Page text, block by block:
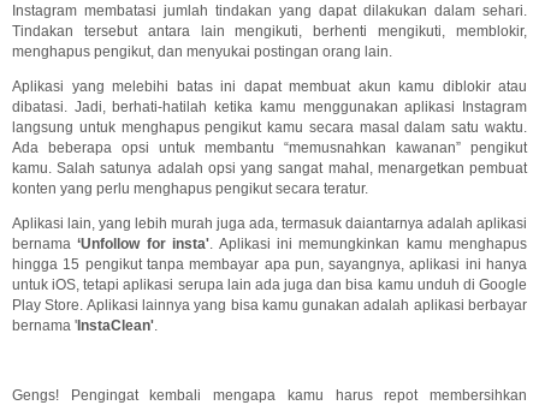
Instagram membatasi jumlah tindakan yang dapat dilakukan dalam sehari.
Tindakan tersebut antara lain mengikuti, berhenti mengikuti, memblokir,
menghapus pengikut, dan menyukai postingan orang lain.
Aplikasi yang melebihi batas ini dapat membuat akun kamu diblokir atau
dibatasi. Jadi, berhati-hatilah ketika kamu menggunakan aplikasi Instagram
langsung untuk menghapus pengikut kamu secara masal dalam satu waktu.
Ada beberapa opsi untuk membantu “memusnahkan kawanan” pengikut
kamu. Salah satunya adalah opsi yang sangat mahal, menargetkan pembuat
konten yang perlu menghapus pengikut secara teratur.
Aplikasi lain, yang lebih murah juga ada, termasuk daiantarnya adalah aplikasi
bernama‘Unfollow for insta' . Aplikasi ini memungkinkan kamu menghapus
hingga 15 pengikut tanpa membayar apa pun, sayangnya, aplikasi ini hanya
untuk iOS, tetapi aplikasi serupa lain ada juga dan bisa kamu unduh di Google
Play Store. Aplikasi lainnya yang bisa kamu gunakan adalah aplikasi berbayar
bernama 'InstaClean'
Gengs! Pengingat kembali mengapa kamu harus repot membersihkan